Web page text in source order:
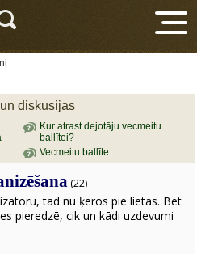
diskusijas
Kur atrast dejotāju vecmeitu
ballītei?
Vecmeitu ballīte
(22)
tad nu ķeros pie lietas. Bet
pieredzē, cik un kādi uzdevumi